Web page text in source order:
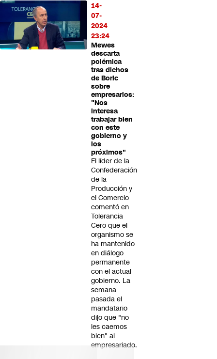
14-
07-
2024
23:24
Mewes
descarta
polémica
tras dichos
de Boric
sobre
empresarios:
"Nos
interesa
trabajar bien
con este
gobierno y
los
próximos"
El líder de la
Confederación
de la
Producción y
el Comercio
comentó en
Tolerancia
Cero que el
organismo se
ha mantenido
en diálogo
permanente
con el actual
gobierno. La
semana
pasada el
mandatario
dijo que "no
les caemos
bien" al
empresariado.